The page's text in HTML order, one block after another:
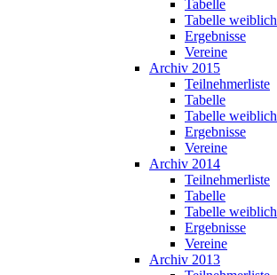
Tabelle
Tabelle weiblich
Ergebnisse
Vereine
Archiv 2015
Teilnehmerliste
Tabelle
Tabelle weiblich
Ergebnisse
Vereine
Archiv 2014
Teilnehmerliste
Tabelle
Tabelle weiblich
Ergebnisse
Vereine
Archiv 2013